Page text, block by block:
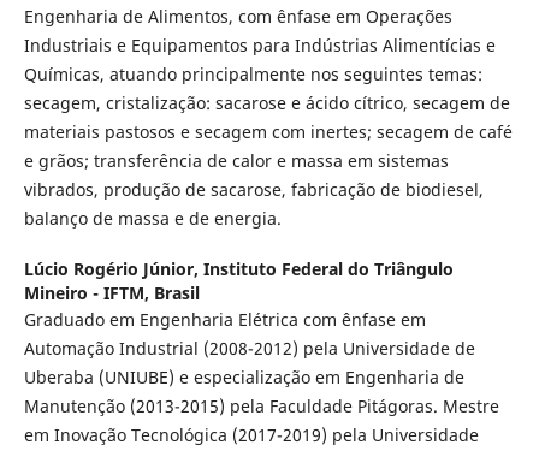
Engenharia de Alimentos, com ênfase em Operações
Industriais e Equipamentos para Indústrias Alimentícias e
Químicas, atuando principalmente nos seguintes temas:
secagem, cristalização: sacarose e ácido cítrico, secagem de
materiais pastosos e secagem com inertes; secagem de café
e grãos; transferência de calor e massa em sistemas
vibrados, produção de sacarose, fabricação de biodiesel,
balanço de massa e de energia.
Lúcio Rogério Júnior, Instituto Federal do Triângulo
Mineiro - IFTM, Brasil
Graduado em Engenharia Elétrica com ênfase em
Automação Industrial (2008-2012) pela Universidade de
Uberaba (UNIUBE) e especialização em Engenharia de
Manutenção (2013-2015) pela Faculdade Pitágoras. Mestre
em Inovação Tecnológica (2017-2019) pela Universidade